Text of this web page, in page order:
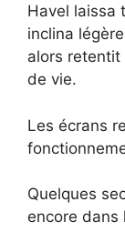
Havel laissa
inclina
alors retentit
de vie.
Les écrans
Quelques
encore dans